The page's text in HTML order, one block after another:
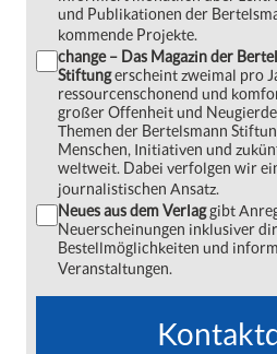
und Publikationen der
kommende Projekte.
change – Das Magazin der
Stiftungerscheint zweimal pro
ressourcenschonend und
großer Offenheit und
Themen der Bertelsmann
Menschen, Initiativen und
weltweit. Dabei verfolgen wir
journalistischen Ansatz.
Neues aus dem Verlaggibt
Neuerscheinungen inklusiver
Bestellmöglichkeiten und
Veranstaltungen.